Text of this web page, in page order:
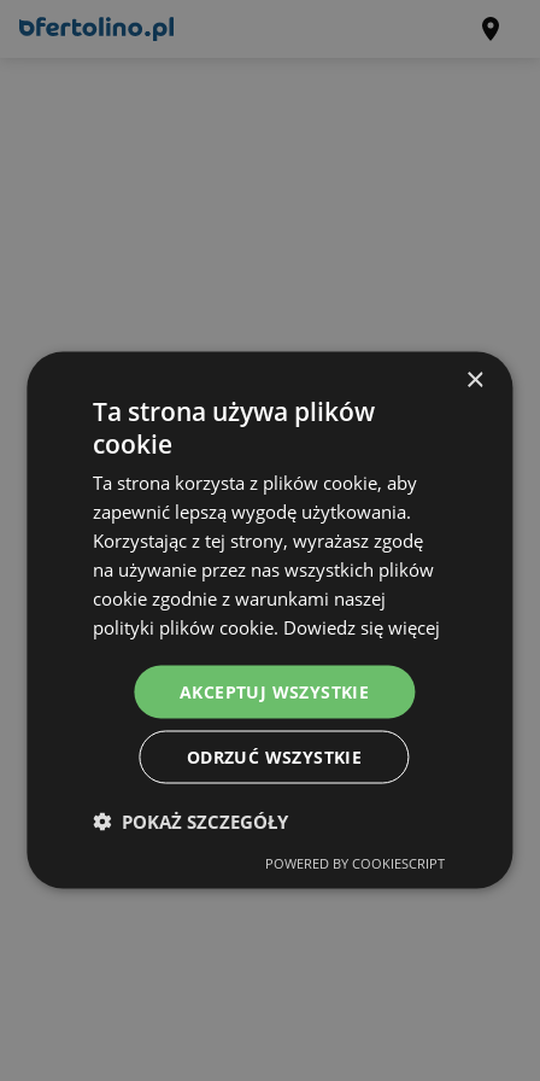
×
Ta strona używa plików
cookie
Ta strona korzysta z plików cookie, aby
zapewnić lepszą wygodę użytkowania.
Korzystając z tej strony, wyrażasz zgodę
na używanie przez nas wszystkich plików
cookie zgodnie z warunkami naszej
polityki plików cookie. Dowiedz się więcej
AKCEPTUJ WSZYSTKIE
ODRZUĆ WSZYSTKIE
POKAŻ SZCZEGÓŁY
POWERED BY COOKIESCRIPT